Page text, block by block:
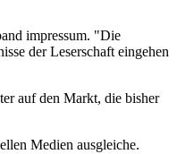
impressum. "Die
der Leserschaft eingehen
auf den Markt, die bisher
Medien ausgleiche.